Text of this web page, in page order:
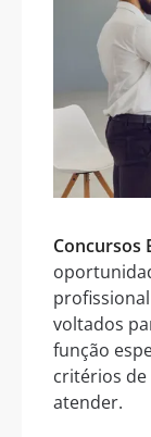
Concursos
profissional
voltados
função
critérios
atender.